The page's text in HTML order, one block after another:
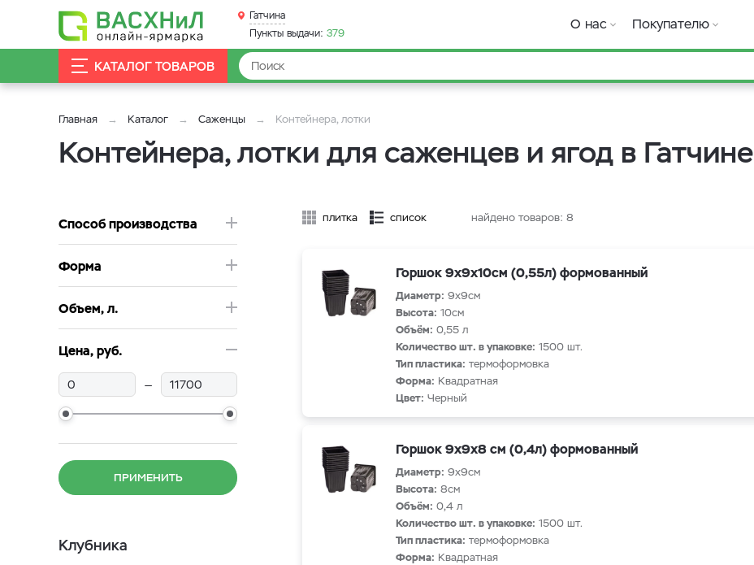
Гатчина
Пункты выдачи: 379
О нас Покупателю
КАТАЛОГ ТОВАРОВ
Главная Каталог Саженцы Контейнера, лотки
Контейнера, лотки для саженцев и ягод в Гатчине
Способ производства
Форма
Объем, л.
Цена, руб.
—
ПРИМЕНИТЬ
Клубника
плитка список найдено товаров: 8
Горшок 9х9х10см (0,55л) формованный
Диаметр: 9х9см
Высота: 10см
Объём: 0,55 л
Количество шт. в упаковке: 1500 шт.
Тип пластика: термоформовка
Форма: Квадратная
Цвет: Черный
Горшок 9х9х8 см (0,4л) формованный
Диаметр: 9х9см
Высота: 8см
Объём: 0,4 л
Количество шт. в упаковке: 1500 шт.
Тип пластика: термоформовка
Форма: Квадратная